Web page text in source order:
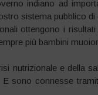
indiano ad
sistema pubblico
ottengono i
più bambini
nutrizionale e della
sono connesse